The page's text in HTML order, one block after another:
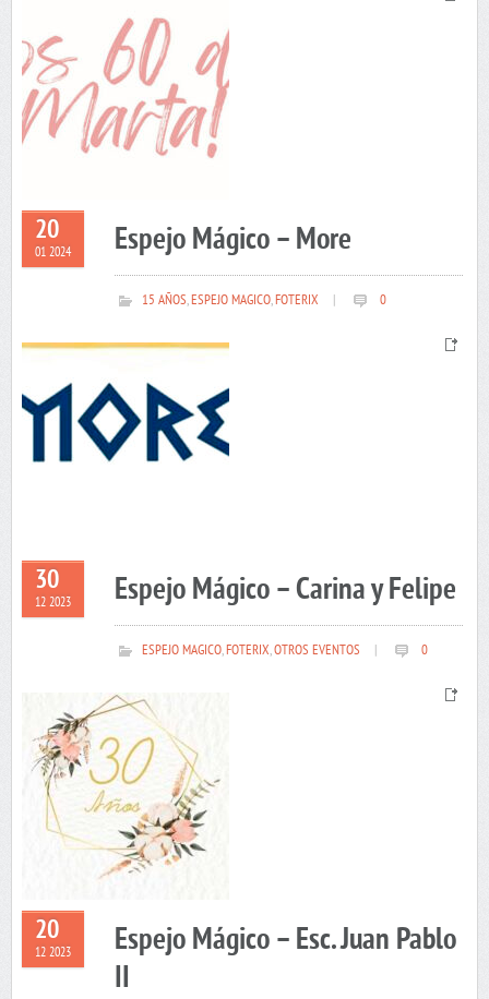
20
01 2024 Espejo Mágico – More
15 AÑOS,ESPEJO MAGICO,FOTERIX 0
30
12 2023 Espejo Mágico – Carina y Felipe
ESPEJO MAGICO,FOTERIX,OTROS EVENTOS 0
20
12 2023
Espejo Mágico – Esc. Juan Pablo
II